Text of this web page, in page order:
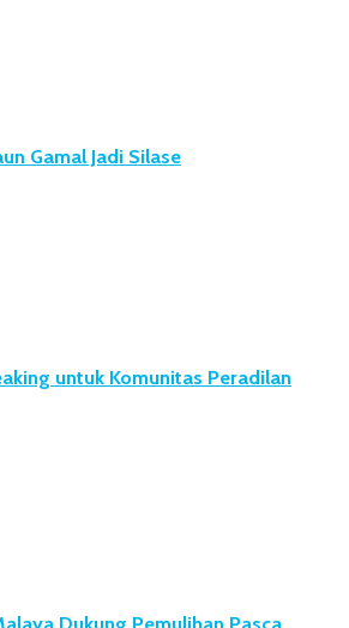
Gamal Jadi Silase
untuk Komunitas Peradilan